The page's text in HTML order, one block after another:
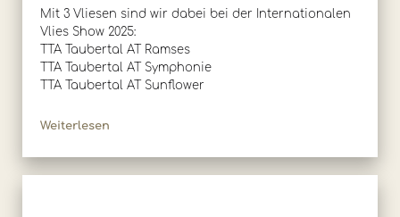
Mit 3 Vliesen sind wir dabei bei der Internationalen
Vlies Show 2025:
TTA Taubertal AT Ramses
TTA Taubertal AT Symphonie
TTA Taubertal AT Sunflower
Weiterlesen